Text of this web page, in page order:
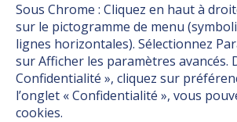
Sous Chrome : Cliquez en haut à
sur le pictogramme de menu
lignes horizontales). Sélectionnez
sur Afficher les paramètres avancés.
Confidentialité », cliquez sur
l’onglet « Confidentialité », vous
cookies.